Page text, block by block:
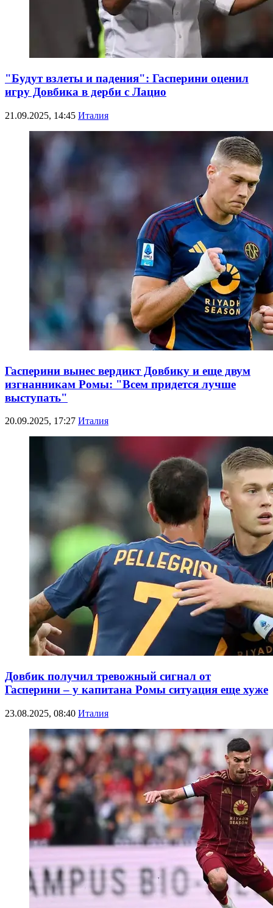
"Будут взлеты и падения": Гасперини оценил
игру Довбика в дерби с Лацио
21.09.2025, 14:45 Италия
Гасперини вынес вердикт Довбику и еще двум
изгнанникам Ромы: "Всем придется лучше
выступать"
20.09.2025, 17:27 Италия
Довбик получил тревожный сигнал от
Гасперини – у капитана Ромы ситуация еще хуже
23.08.2025, 08:40 Италия